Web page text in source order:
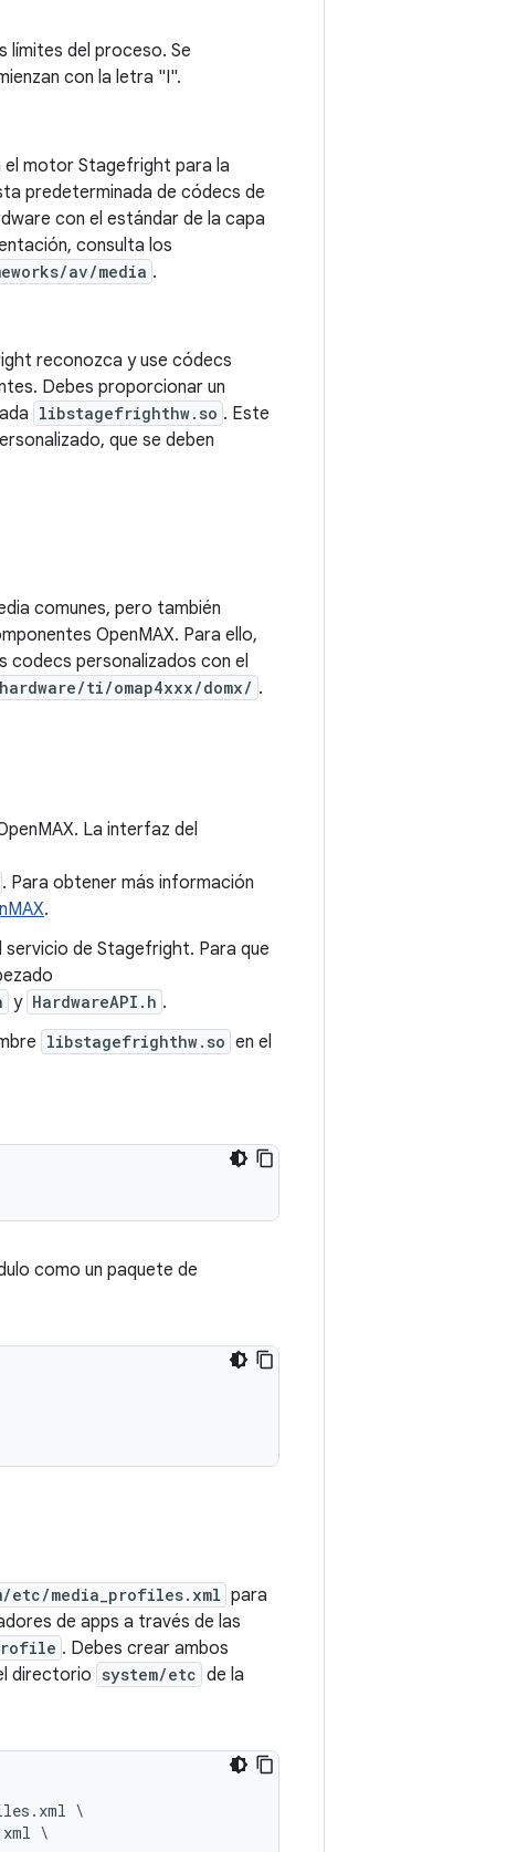
límites del proceso. Se
con la letra "I".
el motor Stagefright para la
predeterminada de códecs de
con el estándar de la capa
consulta los
av/media .
reconozca y use códecs
Debes proporcionar un
libstagefrighthw.so . Este
que se deben
comunes, pero también
OpenMAX. Para ello,
codecs personalizados con el
hardware/ti/omap4xxx/domx/ .
La interfaz del
. Para obtener más información
.
servicio de Stagefright. Para que
y HardwareAPI.h .
libstagefrighthw.so en el
como un paquete de
etc/media_profiles.xml para
de apps a través de las
. Debes crear ambos
directorio system/etc de la
\